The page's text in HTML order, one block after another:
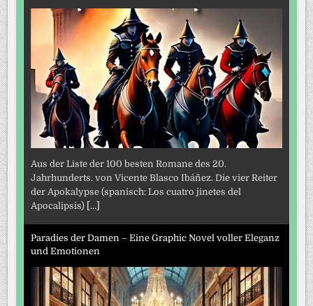
Aus der Liste der 100 besten Romane des 20.
Jahrhunderts. von Vicente Blasco Ibáñez. Die vier Reiter
der Apokalypse (spanisch: Los cuatro jinetes del
Apocalipsis) [...]
Paradies der Damen – Eine Graphic Novel voller Eleganz
und Emotionen